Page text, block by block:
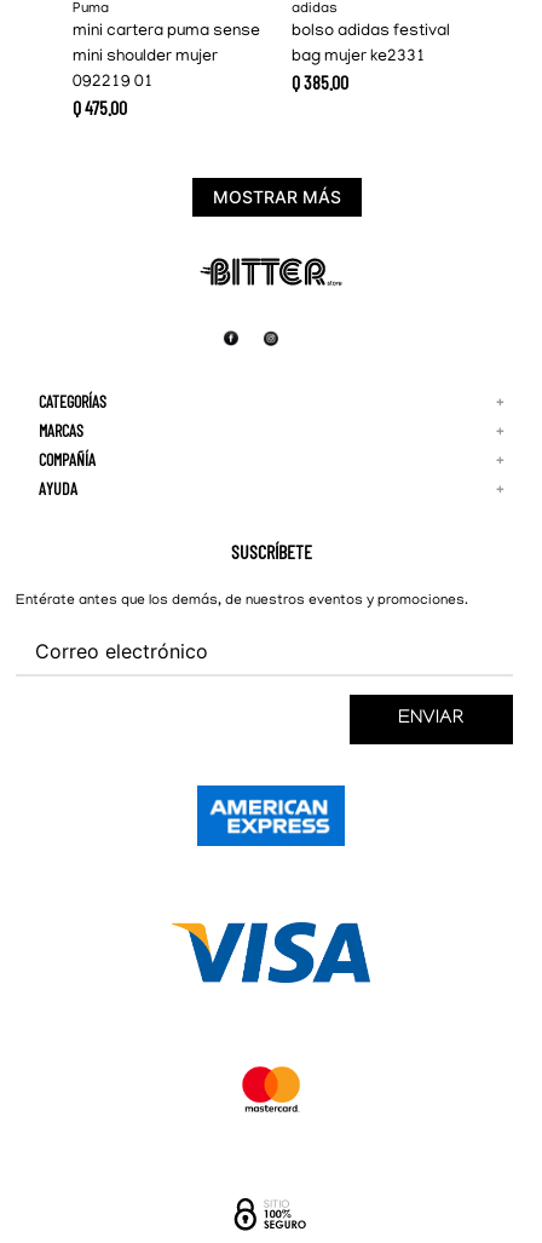
Puma
mini cartera puma sense
mini shoulder mujer
092219 01
Q475.00
adidas
bolso adidas festival
bag mujer ke2331
Q385.00
MOSTRAR MÁS
CATEGORÍAS +
MARCAS +
Adidas
Reebok
COMPAÑÍA +
Quiénes Somos
AYUDA +
SUSCRÍBETE
Entérate antes que los demás, de nuestros eventos y promociones.
ENVIAR